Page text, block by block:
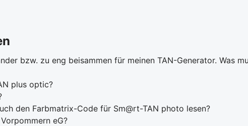
bzw. zu eng beisammen für meinen TAN-Generator. Was
plus optic?
den Farbmatrix-Code für Sm@rt-TAN photo lesen?
eG?